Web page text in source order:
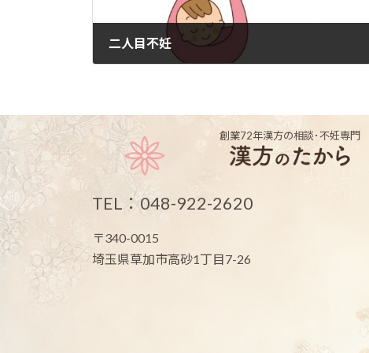
二人目不妊
創業72年漢方の相談･不妊専門
TEL：048-922-2620
〒340-0015
埼玉県草加市高砂1丁目7-26